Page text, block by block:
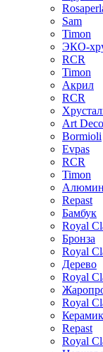
Sam
Timon
ЭКО-
RCR
Timon
Акрил
RCR
Art
Bormioli
Evpas
RCR
Timon
Repast
Бамбук
Royal
Бронза
Royal
Дерево
Royal
Royal
Repast
Royal